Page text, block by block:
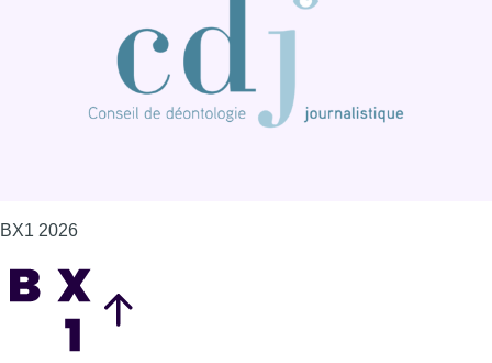
BX1 2026